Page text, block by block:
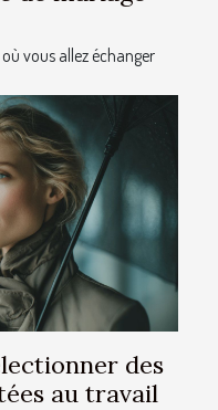
vous allez échanger
des
au travail